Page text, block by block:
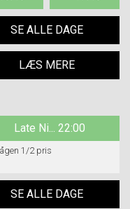
SE ALLE DAGE
LÆS MERE
Late Ni... 22:00
1/2 pris
SE ALLE DAGE